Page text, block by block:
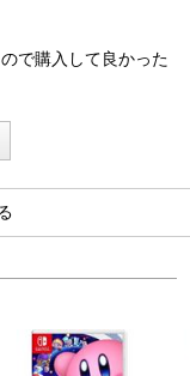
で購入して良かった